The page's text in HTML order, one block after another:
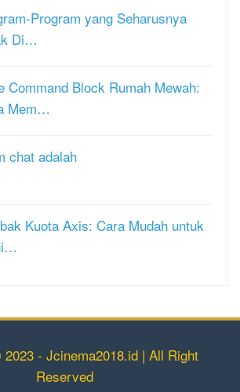
Program yang Seharusnya
Di…
Command Block Rumah Mewah:
Mem…
chat adalah
Kuota Axis: Cara Mudah untuk
- Jcinema2018.id | All Right
Reserved